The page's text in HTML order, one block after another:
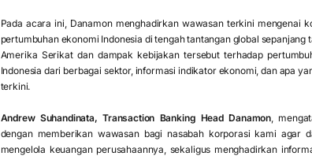
Pada acara ini, Danamon menghadirkan wawasan terkini mengenai
pertumbuhan ekonomi Indonesia di tengah tantangan global
Amerika Serikat dan dampak kebijakan tersebut terhadap
Indonesia dari berbagai sektor, informasi indikator ekonomi, dan apa
terkini.
Andrew Suhandinata, Transaction Banking Head Danamon ,
dengan memberikan wawasan bagi nasabah korporasi kami agar
mengelola keuangan perusahaannya, sekaligus menghadirkan